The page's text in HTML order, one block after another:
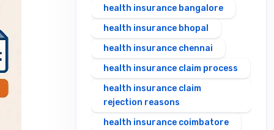
health insurance bangalore
health insurance bhopal
health insurance chennai
health insurance claim process
health insurance claim
rejection reasons
health insurance coimbatore